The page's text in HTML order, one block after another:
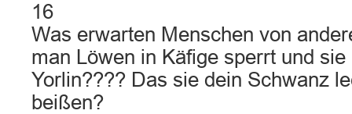
16
Was erwarten Menschen von
man Löwen in Käfige sperrt und sie
Yorlin???? Das sie dein Schwanz
beißen?